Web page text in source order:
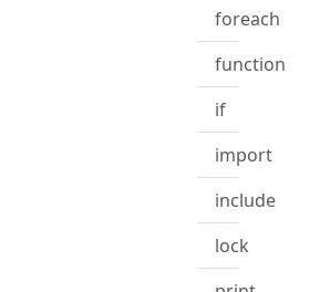
foreach
function
if
import
include
lock